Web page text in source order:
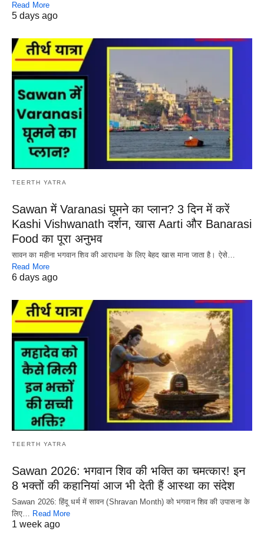
Read More
5 days ago
TEERTH YATRA
Sawan में Varanasi घूमने का प्लान? 3 दिन में करें
Kashi Vishwanath दर्शन, खास Aarti और Banarasi
Food का पूरा अनुभव
सावन का महीना भगवान शिव की आराधना के लिए बेहद खास माना जाता है। ऐसे…
Read More
6 days ago
TEERTH YATRA
Sawan 2026: भगवान शिव की भक्ति का चमत्कार! इन
8 भक्तों की कहानियां आज भी देती हैं आस्था का संदेश
Sawan 2026: हिंदू धर्म में सावन (Shravan Month) को भगवान शिव की उपासना के
लिए…
Read More
1 week ago